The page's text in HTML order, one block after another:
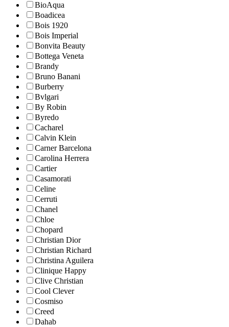
BioAqua
Boadicea
Bois 1920
Bois Imperial
Bonvita Beauty
Bottega Veneta
Brandy
Bruno Banani
Burberry
Bvlgari
By Robin
Byredo
Cacharel
Calvin Klein
Carner Barcelona
Carolina Herrera
Cartier
Casamorati
Celine
Cerruti
Chanel
Chloe
Chopard
Christian Dior
Christian Richard
Christina Aguilera
Clinique Happy
Clive Christian
Cool Clever
Cosmiso
Creed
Dahab